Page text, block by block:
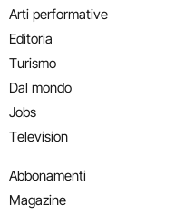
Arti performative
Editoria
Turismo
Dal mondo
Jobs
Television
Abbonamenti
Magazine